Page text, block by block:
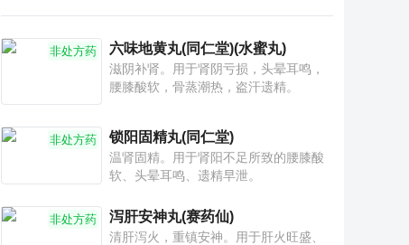
非处方药 六味地黄丸(同仁堂)(水蜜丸)
滋阴补肾。用于肾阴亏损，头晕耳鸣，
腰膝酸软，骨蒸潮热，盗汗遗精。
非处方药 锁阳固精丸(同仁堂)
温肾固精。用于肾阳不足所致的腰膝酸
软、头晕耳鸣、遗精早泄。
非处方药 泻肝安神丸(赛药仙)
清肝泻火，重镇安神。用于肝火旺盛、